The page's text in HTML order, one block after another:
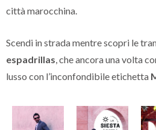
città marocchina.
Scendi in strada mentre scopri le
espadrillas, che ancora una volta
lusso con l’inconfondibile etichetta